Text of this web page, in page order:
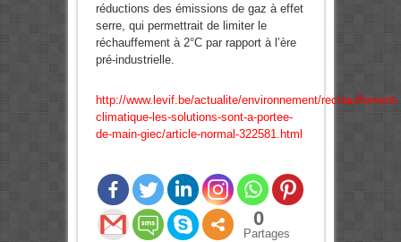
réductions des émissions de gaz à effet
serre, qui permettrait de limiter le
réchauffement à 2°C par rapport à l’ère
pré-industrielle.
http://www.levif.be/actualite/environnement/rechauffement-
climatique-les-solutions-sont-a-portee-
de-main-giec/article-normal-322581.html
0
Partages